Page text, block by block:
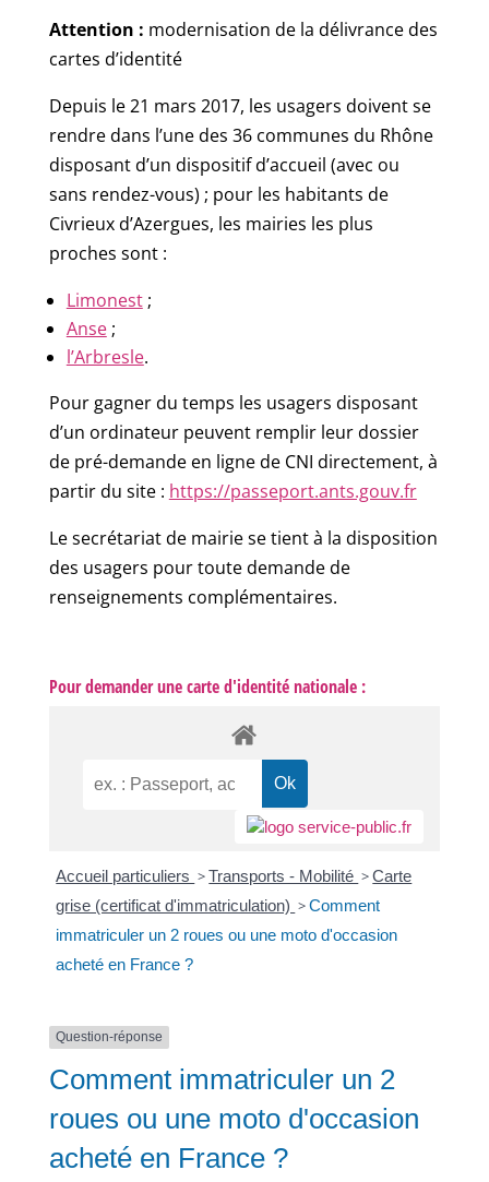
Attention : modernisation de la délivrance des
cartes d’identité
Depuis le 21 mars 2017, les usagers doivent se
rendre dans l’une des 36 communes du Rhône
disposant d’un dispositif d’accueil (avec ou
sans rendez-vous) ; pour les habitants de
Civrieux d’Azergues, les mairies les plus
proches sont :
Limonest;
Anse;
l’Arbresle.
Pour gagner du temps les usagers disposant
d’un ordinateur peuvent remplir leur dossier
de pré-demande en ligne de CNI directement, à
partir du site : https://passeport.ants.gouv.fr
Le secrétariat de mairie se tient à la disposition
des usagers pour toute demande de
renseignements complémentaires.
Pour demander une carte d'identité nationale :
Accueil particuliers >Transports - Mobilité >Carte
grise (certificat d'immatriculation) >Comment
immatriculer un 2 roues ou une moto d'occasion
acheté en France ?
Question-réponse
Comment immatriculer un 2
roues ou une moto d'occasion
acheté en France ?